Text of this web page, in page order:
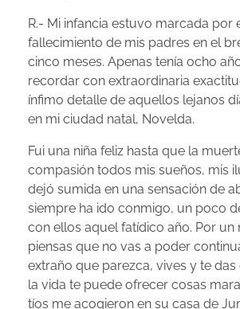
R.- Mi infancia estuvo marcada por
fallecimiento de mis padres en el
cinco meses. Apenas tenía ocho
recordar con extraordinaria
ínfimo detalle de aquellos lejanos
en mi ciudad natal, Novelda.
Fui una niña feliz hasta que la
compasión todos mis sueños, mis
dejó sumida en una sensación de
siempre ha ido conmigo, un poco
con ellos aquel fatídico año. Por un
piensas que no vas a poder
extraño que parezca, vives y te
la vida te puede ofrecer cosas
tíos me acogieron en su casa de